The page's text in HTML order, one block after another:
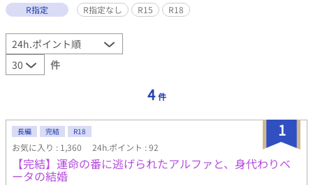
R指定
R指定なし R15 R18
件
4 件
1
長編 完結 R18
お気に入り : 1,360 24h.ポイント : 92
【完結】運命の番に逃げられたアルファと、身代わりベ
ータの結婚